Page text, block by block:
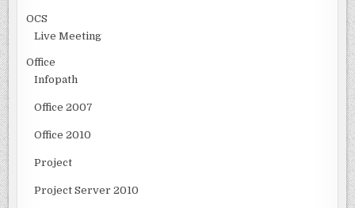
OCS
Live Meeting
Office
Infopath
Office 2007
Office 2010
Project
Project Server 2010